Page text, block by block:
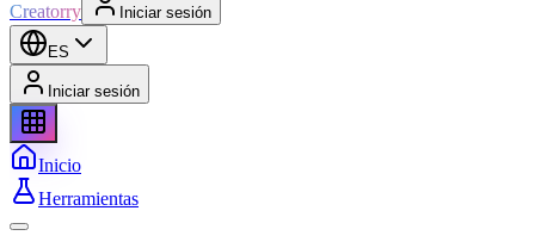
Creatorry
Iniciar sesión
ES
Iniciar sesión
Inicio
Herramientas